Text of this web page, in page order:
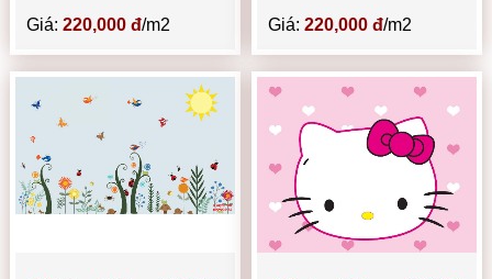
Giá:220,000 đ/m2 Giá: 220,000 đ/m2